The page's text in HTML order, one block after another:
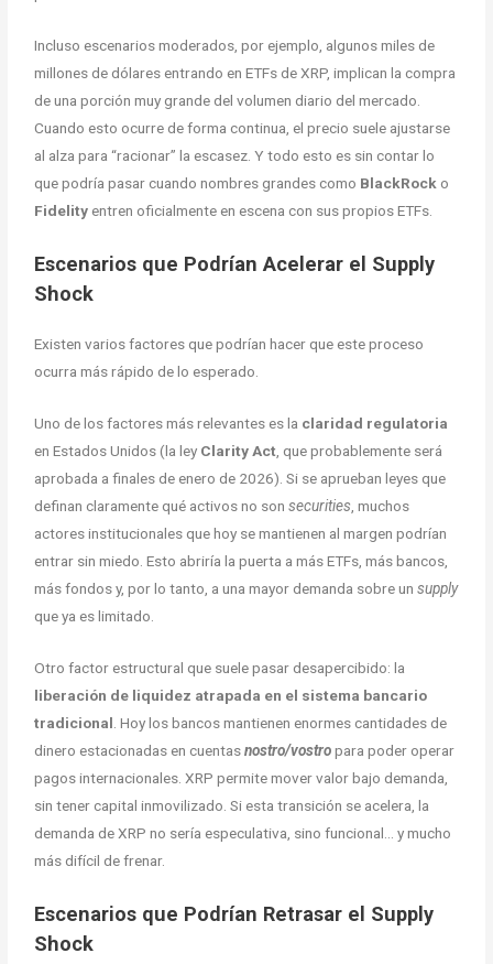
Incluso escenarios moderados, por ejemplo, algunos miles de
millones de dólares entrando en ETFs de XRP, implican la compra
de una porción muy grande del volumen diario del mercado.
Cuando esto ocurre de forma continua, el precio suele ajustarse
al alza para “racionar” la escasez. Y todo esto es sin contar lo
que podría pasar cuando nombres grandes como BlackRock o
Fidelityentren oficialmente en escena con sus propios ETFs.
Escenarios que Podrían Acelerar el Supply
Shock
Existen varios factores que podrían hacer que este proceso
ocurra más rápido de lo esperado.
Uno de los factores más relevantes es la claridad regulatoria
en Estados Unidos (la ley Clarity Act , que probablemente será
aprobada a finales de enero de 2026). Si se aprueban leyes que
definan claramente qué activos no sonsecurities , muchos
actores institucionales que hoy se mantienen al margen podrían
entrar sin miedo. Esto abriría la puerta a más ETFs, más bancos,
más fondos y, por lo tanto, a una mayor demanda sobre unsupply
que ya es limitado.
Otro factor estructural que suele pasar desapercibido: la
liberación de liquidez atrapada en el sistema bancario
tradicional . Hoy los bancos mantienen enormes cantidades de
dinero estacionadas en cuentasnostro/vostropara poder operar
pagos internacionales. XRP permite mover valor bajo demanda,
sin tener capital inmovilizado. Si esta transición se acelera, la
demanda de XRP no sería especulativa, sino funcional… y mucho
más difícil de frenar.
Escenarios que Podrían Retrasar el Supply
Shock